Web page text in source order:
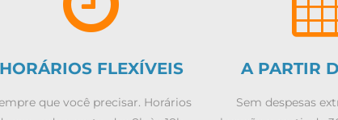
HORÁRIOS FLEXÍVEIS
que você precisar. Horários
A PARTIR
Sem despesas